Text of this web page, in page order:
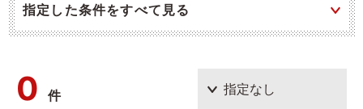
指定した条件をすべて見る
0件